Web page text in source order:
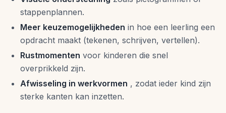
stappenplannen.
Meer keuzemogelijkheden in hoe een leerling een
opdracht maakt (tekenen, schrijven, vertellen).
Rustmomenten voor kinderen die snel
overprikkeld zijn.
Afwisseling in werkvormen , zodat ieder kind zijn
sterke kanten kan inzetten.